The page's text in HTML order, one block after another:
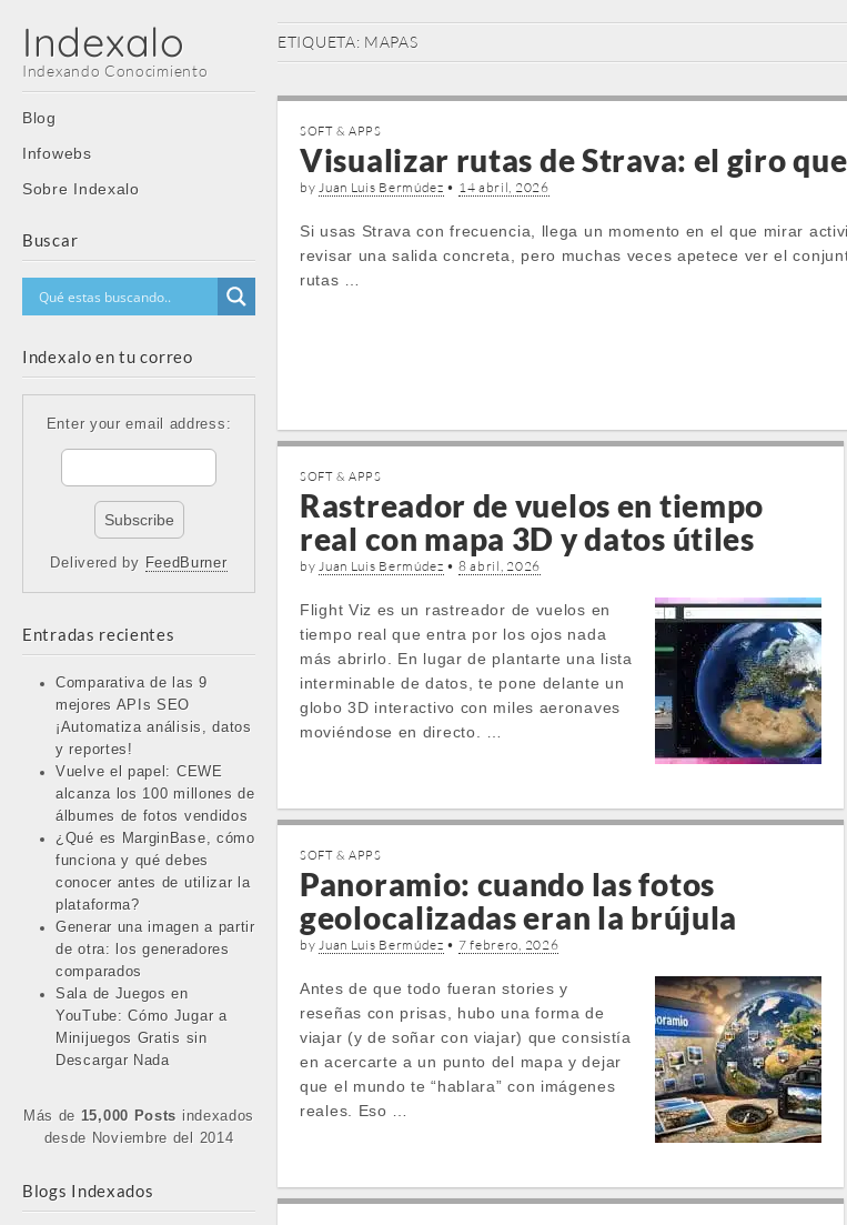
Indexalo
Indexando Conocimiento
Main
menu
Skip
content
Blog
Infowebs
Sobre Indexalo
Buscar
Indexalo en tu correo
Enter your email address:
Delivered by FeedBurner
Entradas recientes
Comparativa de las 9
mejores APIs SEO
¡Automatiza análisis, datos
y reportes!
Vuelve el papel: CEWE
alcanza los 100 millones de
álbumes de fotos vendidos
¿Qué es MarginBase, cómo
funciona y qué debes
conocer antes de utilizar la
plataforma?
Generar una imagen a partir
de otra: los generadores
comparados
Sala de Juegos en
YouTube: Cómo Jugar a
Minijuegos Gratis sin
Descargar Nada
Más de 15,000 Posts indexados
desde Noviembre del 2014
Blogs Indexados
ETIQUETA: MAPAS
SOFT & APPS
Visualizar rutas de Strava: el giro
byJuan Luis Bermúdez • 14 abril, 2026
Si usas Strava con frecuencia, llega un momento en el que mirar
revisar una salida concreta, pero muchas veces apetece ver el
rutas …
SOFT & APPS
Rastreador de vuelos en tiempo
real con mapa 3D y datos útiles
byJuan Luis Bermúdez • 8 abril, 2026
Flight Viz es un rastreador de vuelos en
tiempo real que entra por los ojos nada
más abrirlo. En lugar de plantarte una lista
interminable de datos, te pone delante un
globo 3D interactivo con miles aeronaves
moviéndose en directo. …
SOFT & APPS
Panoramio: cuando las fotos
geolocalizadas eran la brújula
byJuan Luis Bermúdez • 7 febrero, 2026
Antes de que todo fueran stories y
reseñas con prisas, hubo una forma de
viajar (y de soñar con viajar) que consistía
en acercarte a un punto del mapa y dejar
que el mundo te “hablara” con imágenes
reales. Eso …